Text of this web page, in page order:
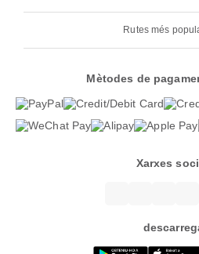
Rutes més
Mètodes de
Xarxes